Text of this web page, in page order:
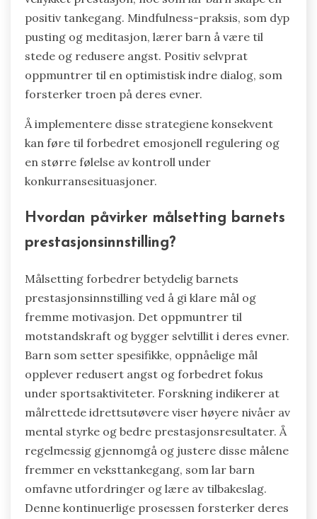
positiv tankegang. Mindfulness-praksis, som dyp
pusting og meditasjon, lærer barn å være til
stede og redusere angst. Positiv selvprat
oppmuntrer til en optimistisk indre dialog, som
forsterker troen på deres evner.
Å implementere disse strategiene konsekvent
kan føre til forbedret emosjonell regulering og
en større følelse av kontroll under
konkurransesituasjoner.
Hvordan påvirker målsetting barnets
prestasjonsinnstilling?
Målsetting forbedrer betydelig barnets
prestasjonsinnstilling ved å gi klare mål og
fremme motivasjon. Det oppmuntrer til
motstandskraft og bygger selvtillit i deres evner.
Barn som setter spesifikke, oppnåelige mål
opplever redusert angst og forbedret fokus
under sportsaktiviteter. Forskning indikerer at
målrettede idrettsutøvere viser høyere nivåer av
mental styrke og bedre prestasjonsresultater. Å
regelmessig gjennomgå og justere disse målene
fremmer en veksttankegang, som lar barn
omfavne utfordringer og lære av tilbakeslag.
Denne kontinuerlige prosessen forsterker deres